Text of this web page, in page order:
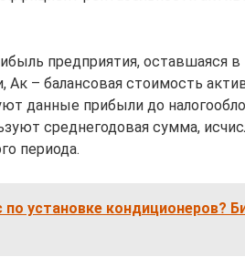
предприятия, оставшаяся в
– балансовая стоимость
данные прибыли до
среднегодовая сумма,
периода.
установке кондиционеров?